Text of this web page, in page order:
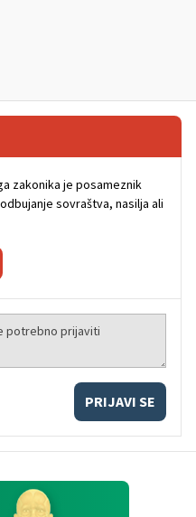
zakonika je posameznik
sovraštva, nasilja ali
PRIJAVI SE